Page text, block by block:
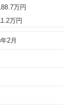
万円
万円
2月